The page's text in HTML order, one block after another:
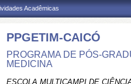
Acadêmicas
PPGETIM-CAICÓ
PROGRAMA DE PÓS-
MEDICINA
ESCOLA MULTICAMPI DE